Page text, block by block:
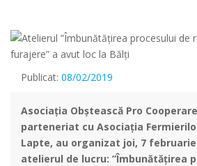
Publicat: 08/02/2019
Asociația Obștească Pro
parteneriat cu Asociația
Lapte, au organizat joi, 7 februarie
atelierul de lucru: ”Îmbunătățirea